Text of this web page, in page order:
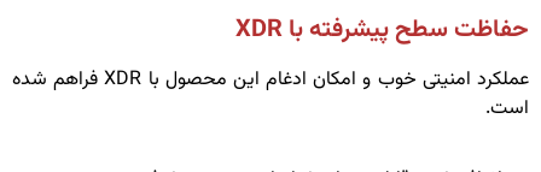
حفاظت سطح پیشرفته با XDR
عملکرد امنیتی خوب و امکان ادغام این محصول با XDR فراهم شده
است.